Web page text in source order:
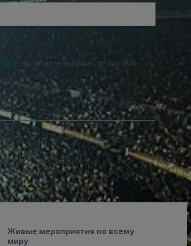
. Вы можете получать от нас SMS-
Живые мероприятия по всему
миру